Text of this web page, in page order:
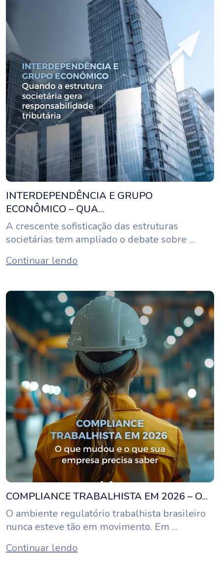
INTERDEPENDÊNCIA E GRUPO
ECONÔMICO – QUA...
A crescente sofisticação das estruturas
societárias tem ampliado o debate sobre ...
Continuar lendo
COMPLIANCE TRABALHISTA EM 2026 – O...
O ambiente regulatório trabalhista brasileiro
nunca esteve tão em movimento. Em ...
Continuar lendo